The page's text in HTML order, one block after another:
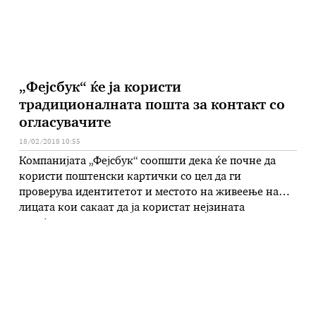
„Фејсбук“ ќе ја користи
традиционалната пошта за контакт со
огласувачите
18/02/2018 10:55
Компанијата „Фејсбук“ соопшти дека ќе почне да
користи поштенски картички со цел да ги
проверува идентитетот и местото на живеење на
лицата кои сакаат да ја користат нејзината